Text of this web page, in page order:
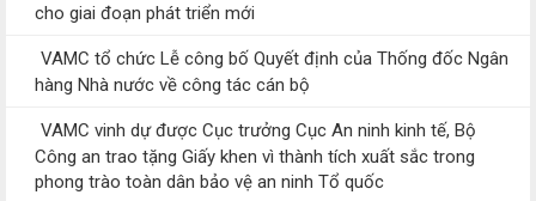
cho giai đoạn phát triển mới
VAMC tổ chức Lễ công bố Quyết định của Thống đốc Ngân
hàng Nhà nước về công tác cán bộ
VAMC vinh dự được Cục trưởng Cục An ninh kinh tế, Bộ
Công an trao tặng Giấy khen vì thành tích xuất sắc trong
phong trào toàn dân bảo vệ an ninh Tổ quốc